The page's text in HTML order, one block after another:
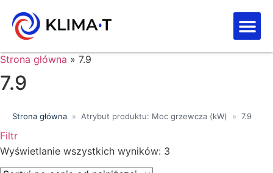
Strona główna » 7.9
7.9
Strona główna » Atrybut produktu: Moc grzewcza (kW) » 7.9
Filtr
Wyszukiwanie tekstowe
Kategorie produktów
Wyświetlanie wszystkich wyników: 3